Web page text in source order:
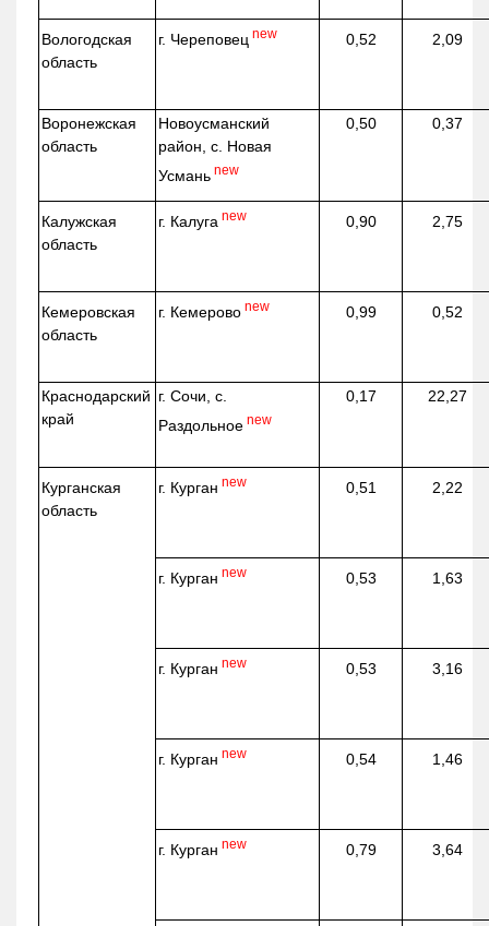
Вологодская
область
г. Череповец new 0,52 2,09
Воронежская
область
Новоусманский
район, с. Новая
Усмань new
0,50 0,37
Калужская
область
г. Калуга new 0,90 2,75
Кемеровская
область
г. Кемерово new 0,99 0,52
Краснодарский
край
г. Сочи, с.
Раздольное new
0,17 22,27
Курганская
область
г. Курган new 0,51 2,22
г. Курган new 0,53 1,63
г. Курган new 0,53 3,16
г. Курган new 0,54 1,46
г. Курган new 0,79 3,64